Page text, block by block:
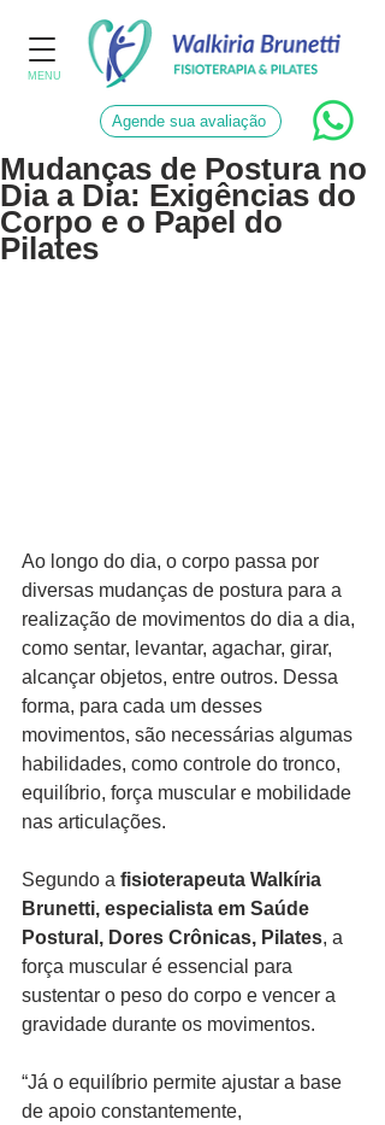
MENU
Agende sua avaliação
Mudanças de Postura no
Dia a Dia: Exigências do
Corpo e o Papel do
Pilates
Ao longo do dia, o corpo passa por
diversas mudanças de postura para a
realização de movimentos do dia a dia,
como sentar, levantar, agachar, girar,
alcançar objetos, entre outros. Dessa
forma, para cada um desses
movimentos, são necessárias algumas
habilidades, como controle do tronco,
equilíbrio, força muscular e mobilidade
nas articulações.
Segundo a fisioterapeuta Walkíria
Brunetti, especialista em Saúde
Postural, Dores Crônicas, Pilates, a
força muscular é essencial para
sustentar o peso do corpo e vencer a
gravidade durante os movimentos.
“Já o equilíbrio permite ajustar a base
de apoio constantemente,